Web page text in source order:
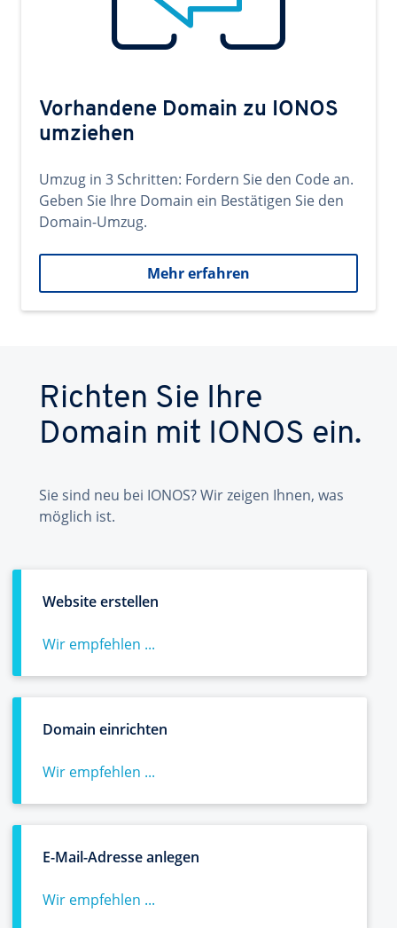
Vorhandene Domain zu IONOS
umziehen
Umzug in 3 Schritten: Fordern Sie den Code an.
Geben Sie Ihre Domain ein Bestätigen Sie den
Domain-Umzug.
Mehr erfahren
Richten Sie Ihre
Domain mit IONOS ein.
Sie sind neu bei IONOS? Wir zeigen Ihnen, was
möglich ist.
Website erstellen
Wir empfehlen ...
Domain einrichten
Wir empfehlen ...
E-Mail-Adresse anlegen
Wir empfehlen ...